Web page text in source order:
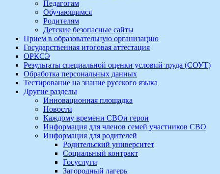
Педагогам
Обучающимся
Родителям
Детские безопасные сайты
Прием в образовательную организацию
Государственная итоговая аттестация
ОРКСЭ
Результаты специальной оценки условий труда (СОУТ)
Обработка персональных данных
Тестирование на знание русского языка
Другие разделы
Инновационная площадка
Новости
Каждому времени СВОи герои
Информация для членов семей участников СВО
Информация для родителей
Родительский университет
Социальный контракт
Госуслуги
Загородный лагерь